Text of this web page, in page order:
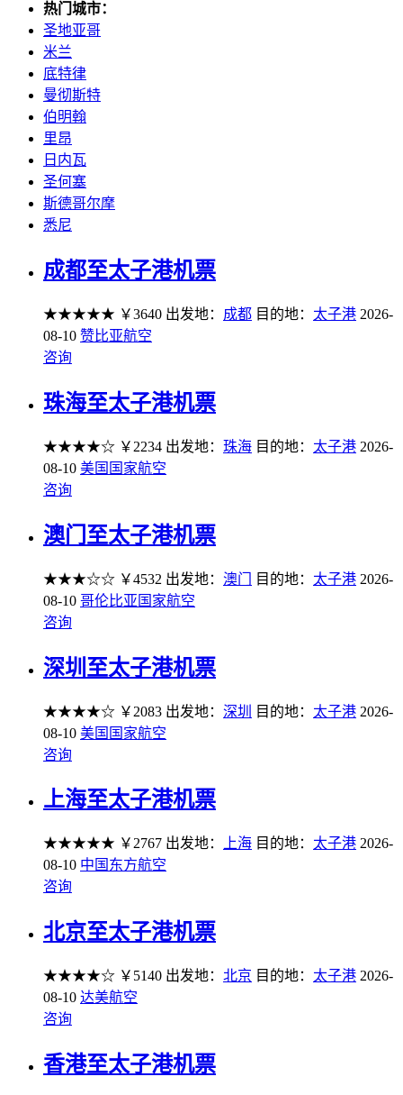
热门城市：
圣地亚哥
米兰
底特律
曼彻斯特
伯明翰
里昂
日内瓦
圣何塞
斯德哥尔摩
悉尼
成都至太子港机票
★★★★★ ￥3640 出发地： 成都 目的地： 太子港 2026-
08-10 赞比亚航空
咨询
珠海至太子港机票
★★★★☆ ￥2234 出发地： 珠海 目的地： 太子港 2026-
08-10 美国国家航空
咨询
澳门至太子港机票
★★★☆☆ ￥4532 出发地： 澳门 目的地： 太子港 2026-
08-10 哥伦比亚国家航空
咨询
深圳至太子港机票
★★★★☆ ￥2083 出发地： 深圳 目的地： 太子港 2026-
08-10 美国国家航空
咨询
上海至太子港机票
★★★★★ ￥2767 出发地： 上海 目的地： 太子港 2026-
08-10 中国东方航空
咨询
北京至太子港机票
★★★★☆ ￥5140 出发地： 北京 目的地： 太子港 2026-
08-10 达美航空
咨询
香港至太子港机票